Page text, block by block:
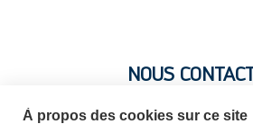
NOUS
À propos des cookies sur ce site